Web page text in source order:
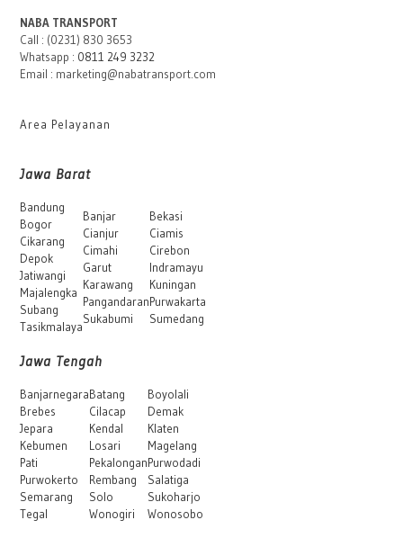
NABA TRANSPORT
Call : (0231) 830 3653
Whatsapp : 0811 249 3232
Email : marketing@nabatransport.com
Area Pelayanan
Jawa Barat
Bandung
Bogor
Cikarang
Depok
Jatiwangi
Majalengka
Subang
Tasikmalaya
Banjar
Cianjur
Cimahi
Garut
Karawang
Pangandaran
Sukabumi
Bekasi
Ciamis
Cirebon
Indramayu
Kuningan
Purwakarta
Sumedang
Jawa Tengah
Banjarnegara
Brebes
Jepara
Kebumen
Pati
Purwokerto
Semarang
Tegal
Batang
Cilacap
Kendal
Losari
Pekalongan
Rembang
Solo
Wonogiri
Boyolali
Demak
Klaten
Magelang
Purwodadi
Salatiga
Sukoharjo
Wonosobo